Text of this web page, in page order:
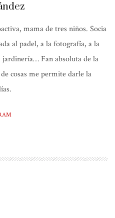
mama de tres niños. Socia
al padel, a la fotografía, a la
Fan absoluta de la
cosas me permite darle la